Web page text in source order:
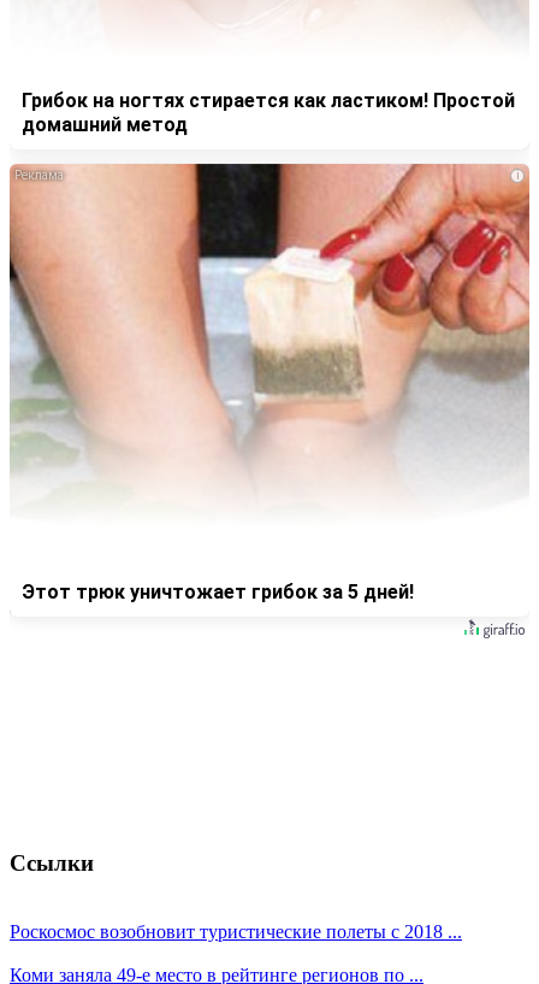
Грибок на ногтях стирается как ластиком! Простой
домашний метод
i
Этот трюк уничтожает грибок за 5 дней!
Ссылки
Роскосмос возобновит туристические полеты с 2018 ...
Коми заняла 49-е место в рейтинге регионов по ...